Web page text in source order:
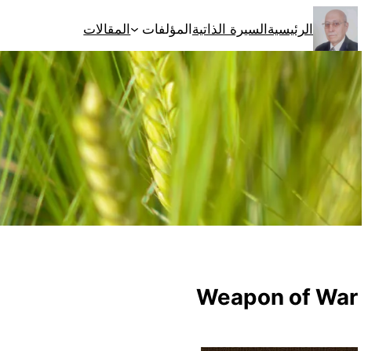
تخطى
إلى
المحتوى
الرئيسيةالسيرة الذاتيةالمؤلفات المقالات
Weapon of War